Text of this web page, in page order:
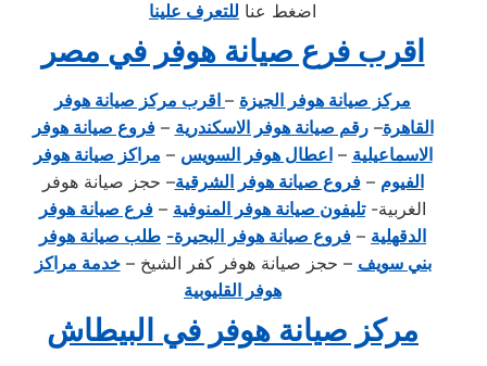
اضغط عنا للتعرف علينا
اقرب فرع صيانة هوفر في مصر
مركز صيانة هوفر الجيزة – اقرب مركز صيانة هوفر
القاهرة–رقم صيانة هوفر الاسكندرية –فروع صيانة هوفر
الاسماعيلية –اعطال هوفر السويس – مراكز صيانة هوفر
الفيوم –فروع صيانة هوفر الشرقية– حجز صيانة هوفر
الغربية-تليفون صيانة هوفر المنوفية – فرع صيانة هوفر
الدقهلية – فروع صيانة هوفر البحيرة- طلب صيانة هوفر
بني سويف – حجز صيانة هوفر كفر الشيخ –خدمة مراكز
هوفر القليوبية
مركز صيانة هوفر في البيطاش